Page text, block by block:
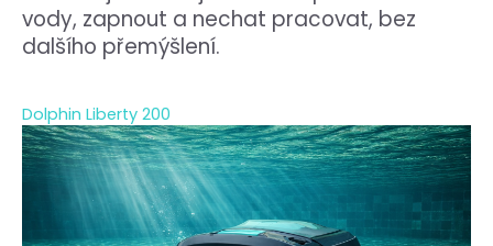
vody, zapnout a nechat pracovat, bez
dalšího přemýšlení.
Dolphin Liberty 200